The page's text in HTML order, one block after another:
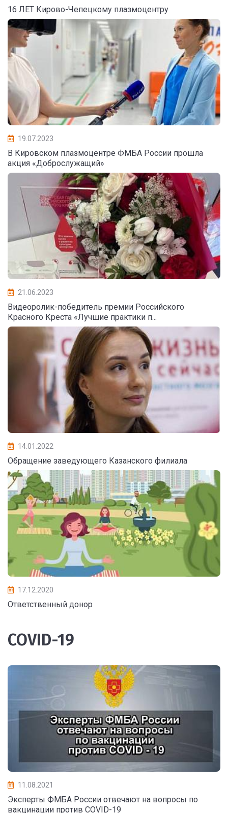
16 ЛЕТ Кирово-Чепецкому плазмоцентру
19.07.2023
В Кировском плазмоцентре ФМБА России прошла
акция «Доброслужащий»
21.06.2023
Видеоролик-победитель премии Российского
Красного Креста «Лучшие практики п...
14.01.2022
Обращение заведующего Казанского филиала
17.12.2020
Ответственный донор
COVID-19
11.08.2021
Эксперты ФМБА России отвечают на вопросы по
вакцинации против COVID-19